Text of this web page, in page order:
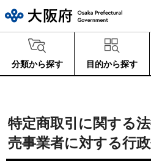
分類から探す 目的から探す
特定商取引に関する
売事業者に対する行